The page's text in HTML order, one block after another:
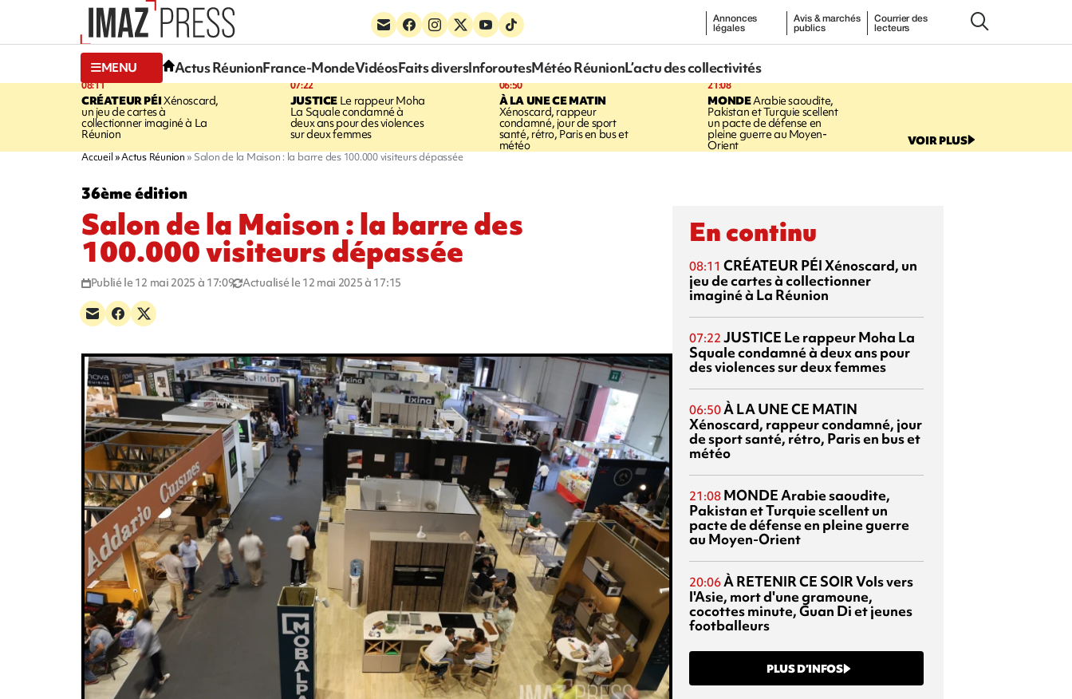
Annonces
légales
Avis & marchés
publics
Courrier des
lecteurs
MENU Actus RéunionFrance-MondeVidéosFaits diversInforoutesMétéo RéunionL’actu des collectivités
08:11
CRÉATEUR PÉIXénoscard,
un jeu de cartes à
collectionner imaginé à La
Réunion
07:22
JUSTICE Le rappeur Moha
La Squale condamné à
deux ans pour des violences
sur deux femmes
06:50
À LA UNE CE MATIN
Xénoscard, rappeur
condamné, jour de sport
santé, rétro, Paris en bus et
météo
21:08
MONDEArabie saoudite,
Pakistan et Turquie scellent
un pacte de défense en
pleine guerre au Moyen-
Orient VOIR PLUS
Accueil Actus Réunion Salon de la Maison : la barre des 100.000 visiteurs dépassée
36ème édition
Salon de la Maison : la barre des
100.000 visiteurs dépassée
Publié le 12 mai 2025 à 17:09 Actualisé le 12 mai 2025 à 17:15
En continu
08:11 CRÉATEUR PÉIXénoscard, un
jeu de cartes à collectionner
imaginé à La Réunion
07:22 JUSTICE Le rappeur Moha La
Squale condamné à deux ans pour
des violences sur deux femmes
06:50À LA UNE CE MATIN
Xénoscard, rappeur condamné, jour
de sport santé, rétro, Paris en bus et
météo
21:08 MONDEArabie saoudite,
Pakistan et Turquie scellent un
pacte de défense en pleine guerre
au Moyen-Orient
20:06À RETENIR CE SOIRVols vers
l'Asie, mort d'une gramoune,
cocottes minute, Guan Di et jeunes
footballeurs
PLUS D’INFOS